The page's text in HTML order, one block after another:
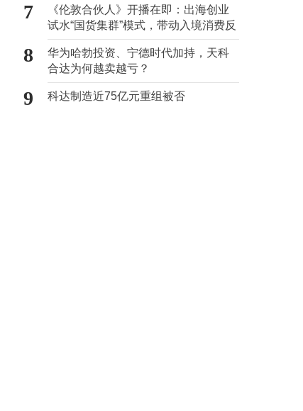
7
《伦敦合伙人》开播在即：出海创业
试水“国货集群”模式，带动入境消费反
向种草
8
华为哈勃投资、宁德时代加持，天科
合达为何越卖越亏？
9 科达制造近75亿元重组被否